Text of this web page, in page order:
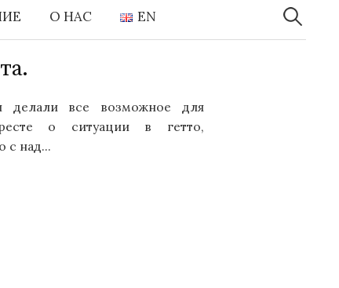
О НАС EN Найти:
делали все возможное для
о ситуации в гетто,
с над...